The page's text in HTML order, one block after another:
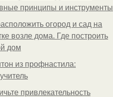
принципы и инструменты
огород и сад на
возле дома. Где построить
дом
из профнастила:
привлекательность